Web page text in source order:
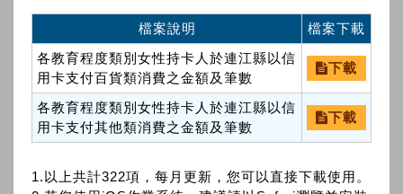
檔案說明
檔案下載
各教育程度類別女性持卡人於連江縣以信
用卡支付百貨類消費之金額及筆數
下載
各教育程度類別女性持卡人於連江縣以信
用卡支付其他類消費之金額及筆數
下載
1.以上共計322項，每月更新，您可以直接下載使用。